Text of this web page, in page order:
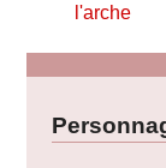
l'arche